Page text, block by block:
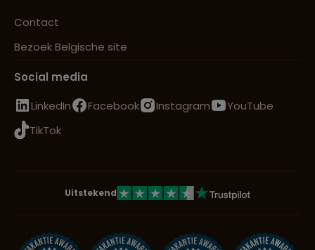
Contact
Bezoek Belgische site
Social media
LinkedIn
Facebook Instagram
YouTube
TikTok
Uitstekend